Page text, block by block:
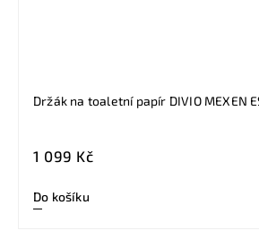
Držák na toaletní papír DIVIO MEXEN
1 099 Kč
Do košíku